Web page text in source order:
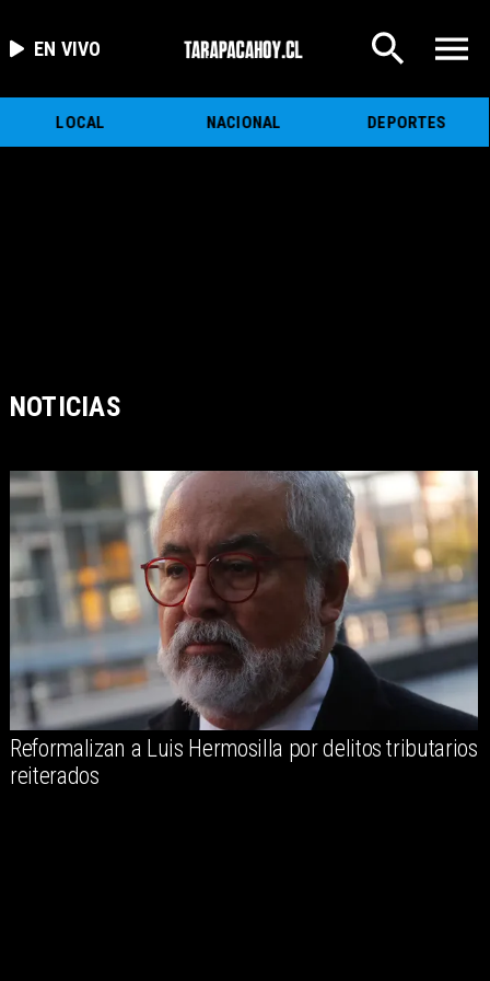
EN VIVO
LOCAL NACIONAL DEPORTES
NOTICIAS
Reformalizan a Luis Hermosilla por delitos tributarios
reiterados